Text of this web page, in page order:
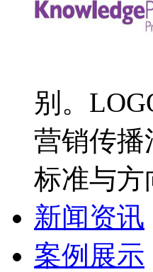
别。
营销传播
标准与方
新闻资讯
案例展示